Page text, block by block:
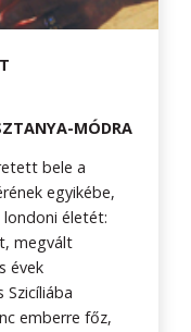
MÓDRA
bele a
egyikébe,
életét:
megvált
évek
emberre főz,